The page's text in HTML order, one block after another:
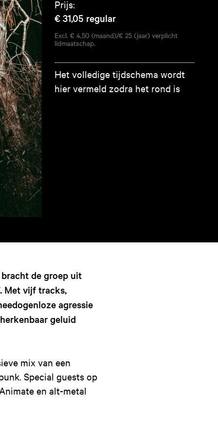
Prijs:
€ 31,05 regular
Excl. € 4,50 (maand)/€ 25 (jaar) verplicht
lidmaatschap.
Het volledige tijdschema wordt
hier vermeld zodra het rond is
de groep uit
Met vijf tracks,
agressie
geluid
mix van een
Special guests op
en alt-metal